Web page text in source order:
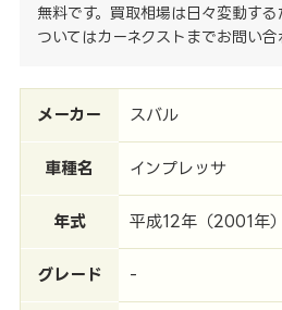
無料です。買取相場は日々変動す
ついてはカーネクストまでお問い合
メーカー スバル
車種名 インプレッサ
年式 平成12年（2001年）
グレード -